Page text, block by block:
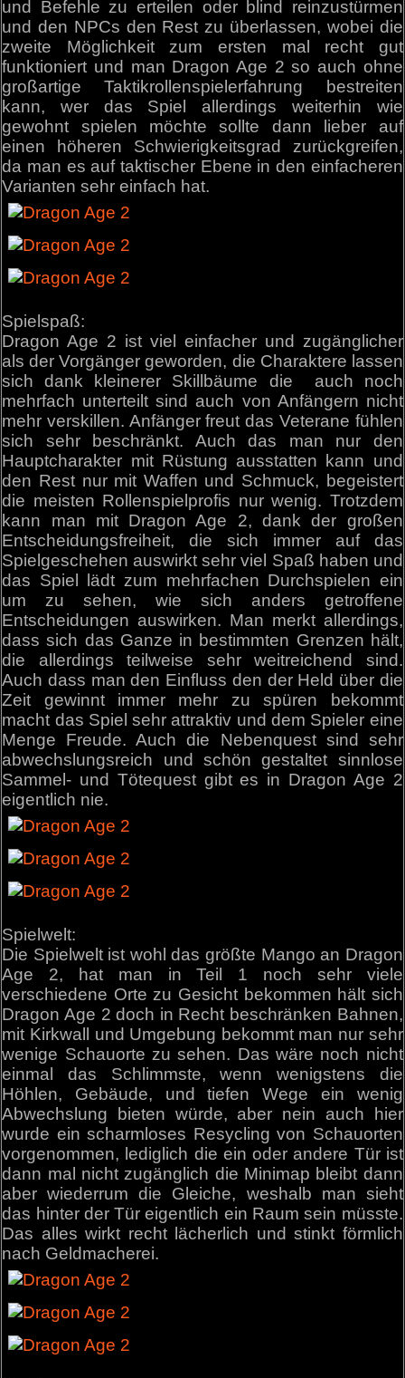
und Befehle zu erteilen oder blind reinzustürmen
und den NPCs den Rest zu überlassen, wobei die
zweite Möglichkeit zum ersten mal recht gut
funktioniert und man Dragon Age 2 so auch ohne
großartige Taktikrollenspielerfahrung bestreiten
kann, wer das Spiel allerdings weiterhin wie
gewohnt spielen möchte sollte dann lieber auf
einen höheren Schwierigkeitsgrad zurückgreifen,
da man es auf taktischer Ebene in den einfacheren
Varianten sehr einfach hat.
Spielspaß:
Dragon Age 2 ist viel einfacher und zugänglicher
als der Vorgänger geworden, die Charaktere lassen
sich dank kleinerer Skillbäume die auch noch
mehrfach unterteilt sind auch von Anfängern nicht
mehr verskillen. Anfänger freut das Veterane fühlen
sich sehr beschränkt. Auch das man nur den
Hauptcharakter mit Rüstung ausstatten kann und
den Rest nur mit Waffen und Schmuck, begeistert
die meisten Rollenspielprofis nur wenig. Trotzdem
kann man mit Dragon Age 2, dank der großen
Entscheidungsfreiheit, die sich immer auf das
Spielgeschehen auswirkt sehr viel Spaß haben und
das Spiel lädt zum mehrfachen Durchspielen ein
um zu sehen, wie sich anders getroffene
Entscheidungen auswirken. Man merkt allerdings,
dass sich das Ganze in bestimmten Grenzen hält,
die allerdings teilweise sehr weitreichend sind.
Auch dass man den Einfluss den der Held über die
Zeit gewinnt immer mehr zu spüren bekommt
macht das Spiel sehr attraktiv und dem Spieler eine
Menge Freude. Auch die Nebenquest sind sehr
abwechslungsreich und schön gestaltet sinnlose
Sammel- und Tötequest gibt es in Dragon Age 2
eigentlich nie.
Spielwelt:
Die Spielwelt ist wohl das größte Mango an Dragon
Age 2, hat man in Teil 1 noch sehr viele
verschiedene Orte zu Gesicht bekommen hält sich
Dragon Age 2 doch in Recht beschränken Bahnen,
mit Kirkwall und Umgebung bekommt man nur sehr
wenige Schauorte zu sehen. Das wäre noch nicht
einmal das Schlimmste, wenn wenigstens die
Höhlen, Gebäude, und tiefen Wege ein wenig
Abwechslung bieten würde, aber nein auch hier
wurde ein scharmloses Resycling von Schauorten
vorgenommen, lediglich die ein oder andere Tür ist
dann mal nicht zugänglich die Minimap bleibt dann
aber wiederrum die Gleiche, weshalb man sieht
das hinter der Tür eigentlich ein Raum sein müsste.
Das alles wirkt recht lächerlich und stinkt förmlich
nach Geldmacherei.